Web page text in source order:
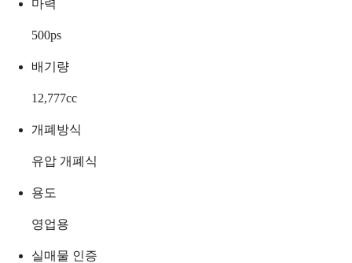
마력
500ps
배기량
12,777cc
개폐방식
유압 개폐식
용도
영업용
실매물 인증